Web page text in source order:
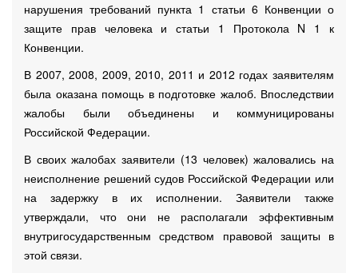
нарушения требований пункта 1 статьи 6 Конвенции о
защите прав человека и статьи 1 Протокола N 1 к
Конвенции.
В 2007, 2008, 2009, 2010, 2011 и 2012 годах заявителям
была оказана помощь в подготовке жалоб. Впоследствии
жалобы были объединены и коммуницированы
Российской Федерации.
В своих жалобах заявители (13 человек) жаловались на
неисполнение решений судов Российской Федерации или
на задержку в их исполнении. Заявители также
утверждали, что они не располагали эффективным
внутригосударственным средством правовой защиты в
этой связи.